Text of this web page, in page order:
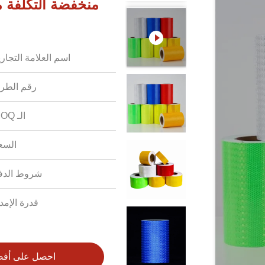
منخفضة
اسم العلامة
رقم
الـ MOQ:
شروط
قدرة
احصل على